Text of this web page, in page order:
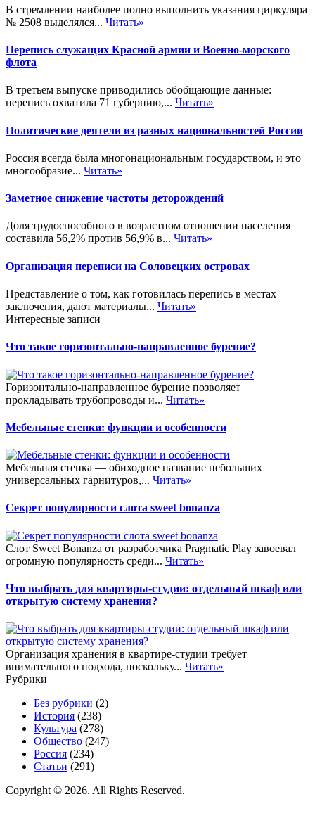
В стремлении наиболее полно выполнить указания циркуляра
№ 2508 выделялся... Читать»
Перепись служащих Красной армии и Военно-морского
флота
В третьем выпуске приводились обобщающие данные:
перепись охватила 71 губернию,... Читать»
Политические деятели из разных национальностей России
Россия всегда была многонациональным государством, и это
многообразие... Читать»
Заметное снижение частоты деторождений
Доля трудоспособного в возрастном отношении населения
составила 56,2% против 56,9% в... Читать»
Организация переписи на Соловецких островах
Представление о том, как готовилась перепись в местах
заключения, дают материалы... Читать»
Интересные записи
Что такое горизонтально-направленное бурение?
Горизонтально-направленное бурение позволяет
прокладывать трубопроводы и... Читать»
Мебельные стенки: функции и особенности
Мебельная стенка — обиходное название небольших
универсальных гарнитуров,... Читать»
Секрет популярности слота sweet bonanza
Слот Sweet Bonanza от разработчика Pragmatic Play завоевал
огромную популярность среди... Читать»
Что выбрать для квартиры-студии: отдельный шкаф или
открытую систему хранения?
Организация хранения в квартире-студии требует
внимательного подхода, поскольку... Читать»
Рубрики
Без рубрики (2)
История (238)
Культура (278)
Общество (247)
Россия (234)
Статьи (291)
Copyright © 2026. All Rights Reserved.